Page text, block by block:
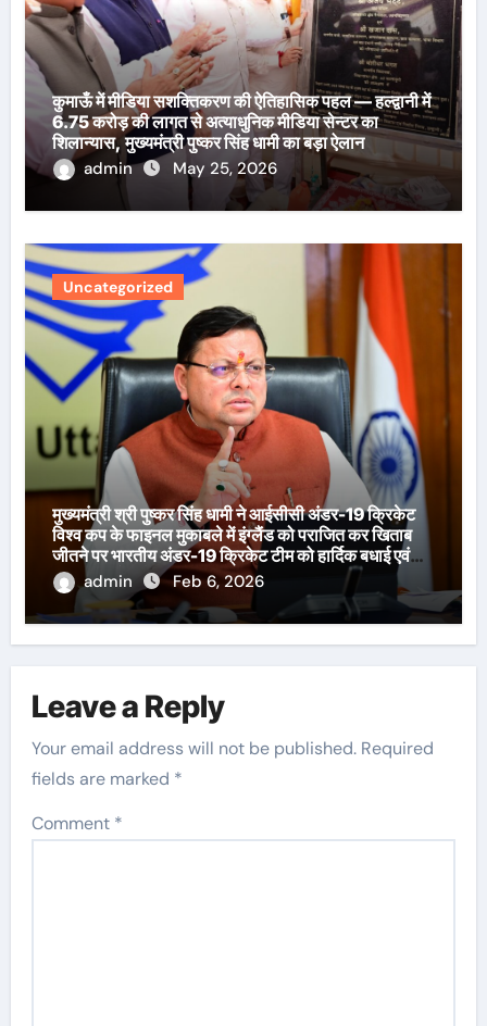
कुमाऊँ में मीडिया सशक्तिकरण की ऐतिहासिक पहल — हल्द्वानी में
6.75 करोड़ की लागत से अत्याधुनिक मीडिया सेन्टर का
शिलान्यास, मुख्यमंत्री पुष्कर सिंह धामी का बड़ा ऐलान
admin
May 25, 2026
Uncategorized
मुख्यमंत्री श्री पुष्कर सिंह धामी ने आईसीसी अंडर-19 क्रिकेट
विश्व कप के फाइनल मुकाबले में इंग्लैंड को पराजित कर खिताब
जीतने पर भारतीय अंडर-19 क्रिकेट टीम को हार्दिक बधाई एवं
शुभकामनाएँ दी हैं।
admin Feb 6, 2026
Leave a Reply
Your email address will not be published. Required
fields are marked *
Comment *